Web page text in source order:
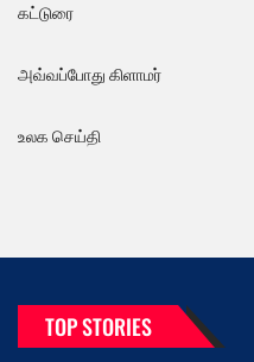
கட்டுரை
அவ்வப்போது கிளாமர்
உலக செய்தி
TOP STORIES